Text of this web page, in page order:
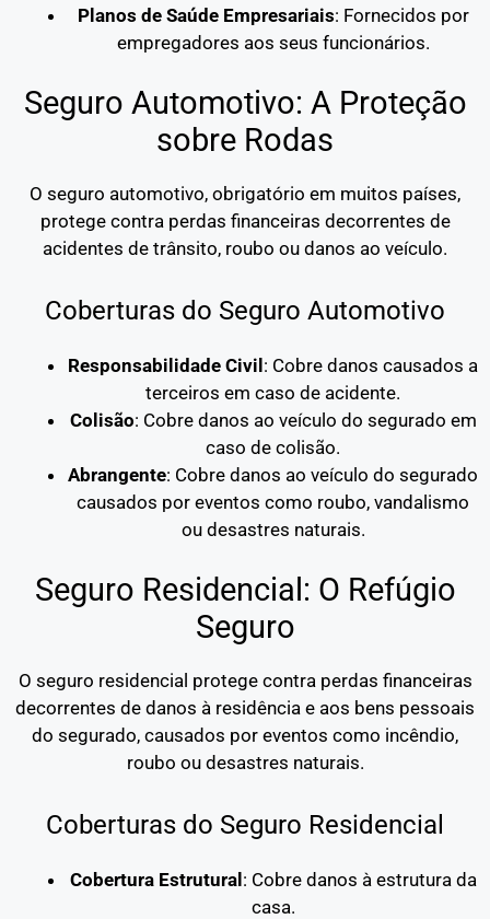
Planos de Saúde Empresariais: Fornecidos por
empregadores aos seus funcionários.
Seguro Automotivo: A Proteção
sobre Rodas
O seguro automotivo, obrigatório em muitos países,
protege contra perdas financeiras decorrentes de
acidentes de trânsito, roubo ou danos ao veículo.
Coberturas do Seguro Automotivo
Responsabilidade Civil: Cobre danos causados a
terceiros em caso de acidente.
Colisão: Cobre danos ao veículo do segurado em
caso de colisão.
Abrangente: Cobre danos ao veículo do segurado
causados por eventos como roubo, vandalismo
ou desastres naturais.
Seguro Residencial: O Refúgio
Seguro
O seguro residencial protege contra perdas financeiras
decorrentes de danos à residência e aos bens pessoais
do segurado, causados por eventos como incêndio,
roubo ou desastres naturais.
Coberturas do Seguro Residencial
Cobertura Estrutural: Cobre danos à estrutura da
casa.